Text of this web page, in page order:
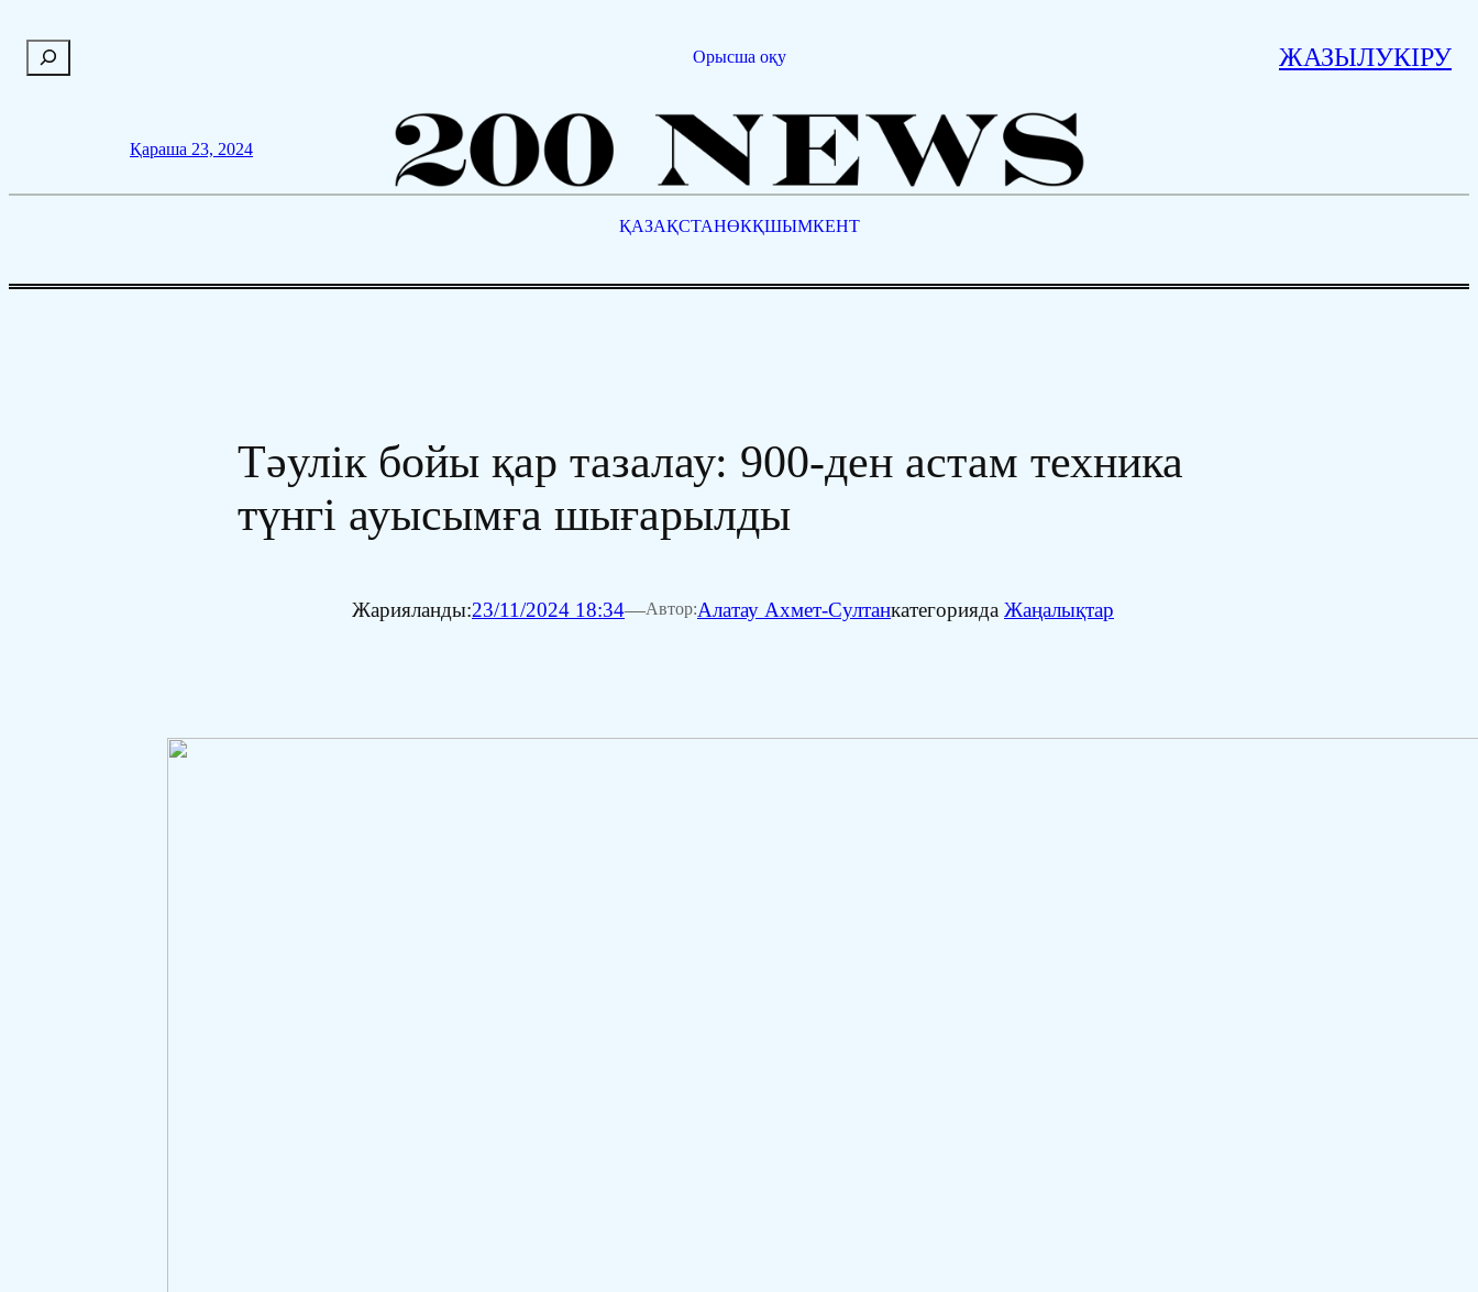
о
Орысша оқу ЖАЗЫЛУКІРУ
Қараша 23, 2024
ҚАЗАҚСТАНӨКҚШЫМКЕНТ
Тәулік бойы қар тазалау: 900-ден астам техника
түнгі ауысымға шығарылды
Жарияланды:23/11/2024 18:34—Автор:Алатау Ахмет-Султанкатегорияда Жаңалықтар